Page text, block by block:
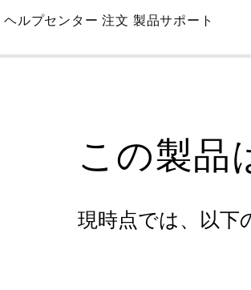
Skip
Main
ヘルプセンター 注文 製品サポート
この製品
現時点では、以下